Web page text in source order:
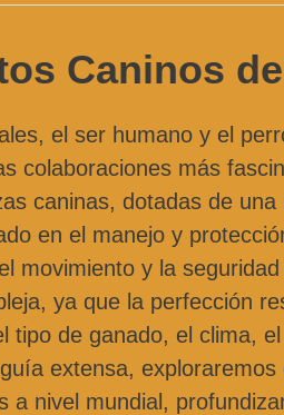
Caninos
el ser humano y el
colaboraciones más
caninas, dotadas de
en el manejo y
movimiento y la
ya que la perfección
tipo de ganado, el clima,
extensa,
a nivel mundial,